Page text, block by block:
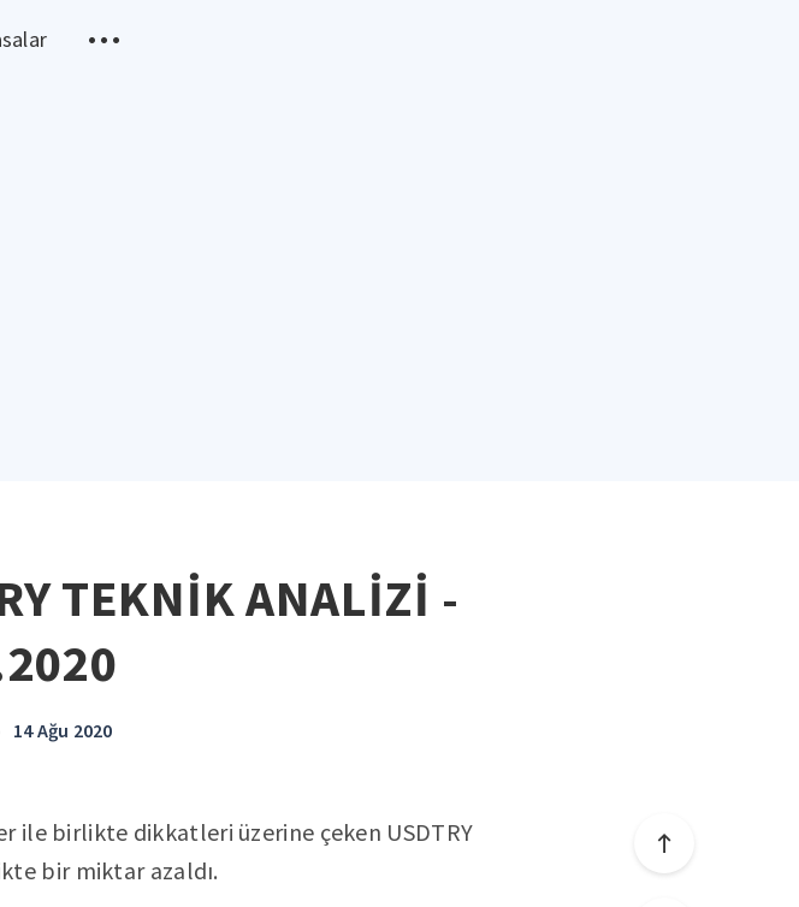
TEKNİK ANALİZİ -
14 Ağu 2020
birlikte dikkatleri üzerine çeken USDTRY
bir miktar azaldı.